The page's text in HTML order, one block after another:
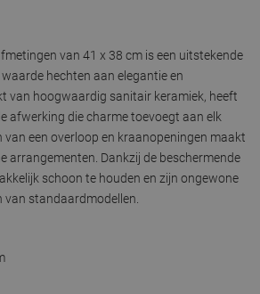
van 41 x 38 cm is een uitstekende
hechten aan elegantie en
van hoogwaardig sanitair keramiek, heeft
afwerking die charme toevoegt aan elk
van een overloop en kraanopeningen maakt
arrangementen. Dankzij de beschermende
schoon te houden en zijn ongewone
standaardmodellen.